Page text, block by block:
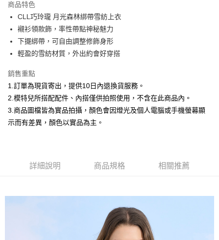
合作金庫商業銀行
華南商業銀行
彰化商業銀行
上海商業儲蓄銀行
國泰世華商業銀行
臺灣中小企業銀行
台中商業銀行
聯邦商業銀行
元大商業銀行
永豐商業銀行
台新國際商業銀行
中國信託商業銀行
台灣樂天信用卡公司
超商取貨付款
LINE Pay
Apple Pay
悠遊付
Google Pay
大哥付你分期
2.付款方式選擇「大哥付你分期」，訂單成立後會自動跳轉到大哥付的交易
流程，驗證手機門號後，選擇欲分期的期數、繳款截止日，確認付款後即完
4.訂單成立30分鐘內，如未前往確認交易或遇審核未通過，訂單將自動取
消。如遇「轉專審核」未通過狀況，表示未達大哥付你分期系統評分，恕無
1.分期款項不併入電信帳單，「大哥付你分期」於每月結算日後寄送繳費提
相關說明
２．便利：只要手機號碼，簡訊認證，即可結帳。
３．安心：先確認商品／服務後，再付款。
【「AFTEE先享後付」結帳流程】
每筆NT$120，滿NT$2,000(含以上)免運費
商品特色
CLL巧玲瓏 月光森林綁帶雪紡上衣
襯衫領款飾，率性帶點神秘魅力
下擺綁帶，可自由調整修飾身形
輕盈的雪紡材質，外出約會好穿搭
銷售重點
1.訂單為現貨寄出，提供10日內退換貨服務。
2.模特兒所搭配配件、內搭僅供拍照使用，不含在此商品內。
3.商品圖檔皆為實品拍攝，顏色會因燈光及個人電腦或手機螢幕顯
示而有差異，顏色以實品為主。
詳細說明 商品規格 相關推薦